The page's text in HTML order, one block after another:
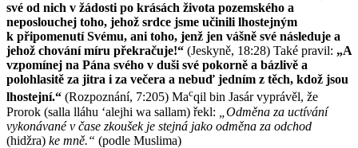
své od nich v žádosti po krásách života pozemského a
neposlouchej toho, jehož srdce jsme učinili lhostejným
k připomenutí Svému, ani toho, jenž jen vášně své následuje a
jehož chování míru překračuje!“ (Jeskyně, 18:28) Také pravil: „A
vzpomínej na Pána svého v duši své pokorně a bázlivě a
polohlasitě za jitra i za večera a nebuď jedním z těch, kdož jsou
lhostejní.“ (Rozpoznání, 7:205) Macqil bin Jasár vyprávěl, že
Prorok (salla lláhu ʻalejhi wa sallam) řekl:
„Odměna za uctívání
vykonávané v čase zkoušek je stejná jako odměna za odchod
(hidžra) ke mně.“ (podle Muslima)